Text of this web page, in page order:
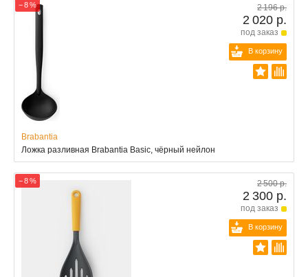
− 8 % 2 196 р.
2 020 р.
под заказ
В корзину
Brabantia
Ложка разливная Brabantia Basic, чёрный нейлон
− 8 % 2 500 р.
2 300 р.
под заказ
В корзину